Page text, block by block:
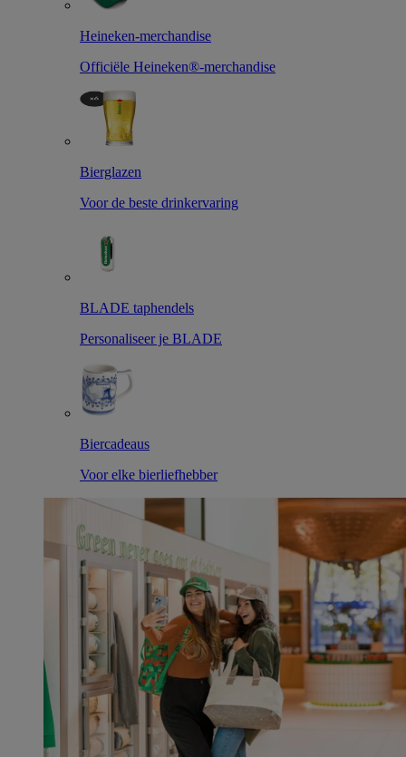
Heineken-merchandise
Officiële Heineken®-merchandise
Bierglazen
Voor de beste drinkervaring
BLADE taphendels
Personaliseer je BLADE
Biercadeaus
Voor elke bierliefhebber